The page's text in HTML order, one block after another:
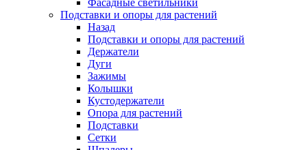
Фасадные светильники
Подставки и опоры для растений
Назад
Подставки и опоры для растений
Держатели
Дуги
Зажимы
Колышки
Кустодержатели
Опора для растений
Подставки
Сетки